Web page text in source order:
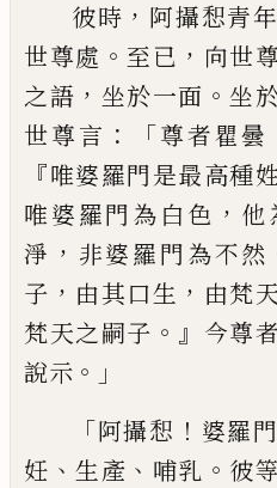
彼時 ， 阿攝惒青
世尊處 。 至已 ， 向世
之語 ， 坐於一面 。 坐
世尊言 ：「尊者瞿曇
『唯婆羅門是最高種姓
唯婆羅門為白色 ， 他
淨 ， 非婆羅門為不然
子 ， 由其口生 ， 由梵
梵天之嗣子 。』 今尊
說示 。」
「阿攝惒 ！ 婆羅
妊 、生產 、 哺乳 。 彼